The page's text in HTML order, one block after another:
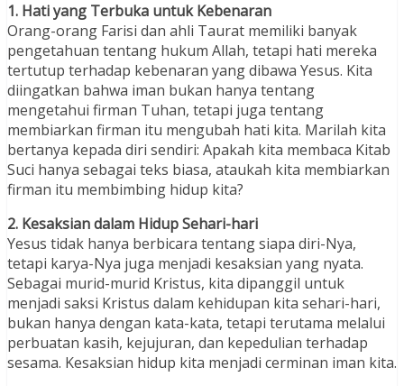
1. Hati yang Terbuka untuk Kebenaran
Orang-orang Farisi dan ahli Taurat memiliki banyak
pengetahuan tentang hukum Allah, tetapi hati mereka
tertutup terhadap kebenaran yang dibawa Yesus. Kita
diingatkan bahwa iman bukan hanya tentang
mengetahui firman Tuhan, tetapi juga tentang
membiarkan firman itu mengubah hati kita. Marilah kita
bertanya kepada diri sendiri: Apakah kita membaca Kitab
Suci hanya sebagai teks biasa, ataukah kita membiarkan
firman itu membimbing hidup kita?
2. Kesaksian dalam Hidup Sehari-hari
Yesus tidak hanya berbicara tentang siapa diri-Nya,
tetapi karya-Nya juga menjadi kesaksian yang nyata.
Sebagai murid-murid Kristus, kita dipanggil untuk
menjadi saksi Kristus dalam kehidupan kita sehari-hari,
bukan hanya dengan kata-kata, tetapi terutama melalui
perbuatan kasih, kejujuran, dan kepedulian terhadap
sesama. Kesaksian hidup kita menjadi cerminan iman kita.